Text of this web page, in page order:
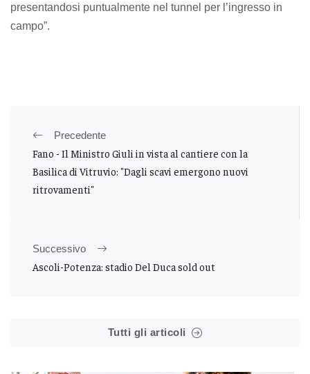
presentandosi puntualmente nel tunnel per l’ingresso in
campo”.
Precedente
Fano - Il Ministro Giuli in vista al cantiere con la
Basilica di Vitruvio: "Dagli scavi emergono nuovi
ritrovamenti"
Successivo
Ascoli-Potenza: stadio Del Duca sold out
Tutti gli articoli